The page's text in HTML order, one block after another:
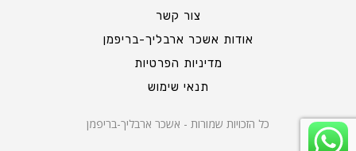
צור קשר
אודות אשכר ארבליך-בריפמן
מדיניות הפרטיות
תנאי שימוש
כל הזכויות שמורות - אשכר ארבליך-בריפמן